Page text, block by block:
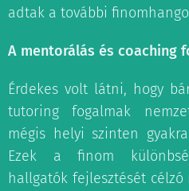
adtak a további
A mentorálás és coaching
Érdekes volt látni, hogy
tutoring fogalmak
mégis helyi szinten
Ezek a finom
hallgatók fejlesztését